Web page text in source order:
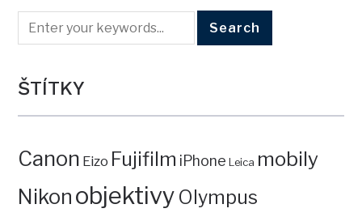
ŠTÍTKY
Canon Eizo Fujifilm iPhone Leica mobily
Nikon objektivy Olympus